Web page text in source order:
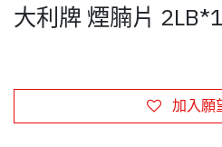
大利牌 煙腩片
加入願